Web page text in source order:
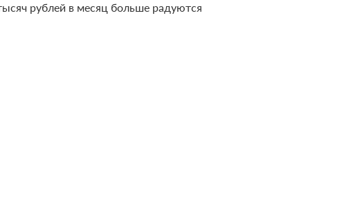
рублей в месяц больше радуются